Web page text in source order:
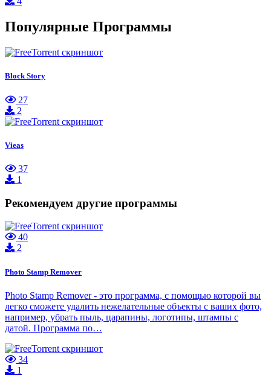
Популярные Программы
Block Story
27
2
Vieas
37
1
Рекомендуем другие программы
40
2
Photo Stamp Remover
Photo Stamp Remover - это программа, с помощью которой вы
легко сможете удалить нежелательные объекты с ваших фото,
например, убрать пыль, царапины, логотипы, штампы с
датой. Программа по…
34
1